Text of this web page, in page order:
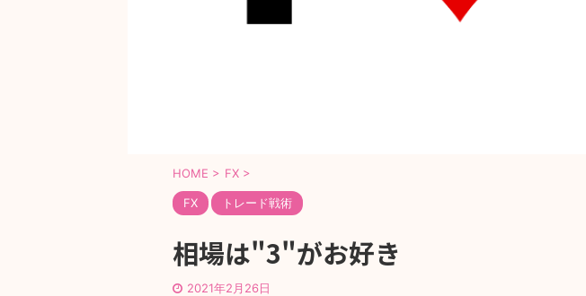
HOME > FX >
FX トレード戦術
相場は"3"がお好き
2021年2月26日